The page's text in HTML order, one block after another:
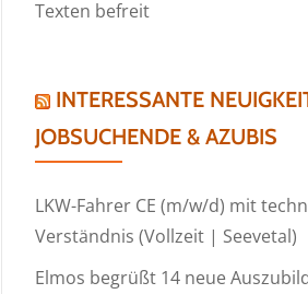
Texten befreit
INTERESSANTE
JOBSUCHENDE & AZUBIS
LKW-Fahrer CE (m/w/d) mit
Verständnis (Vollzeit | Seevetal)
Elmos begrüßt 14 neue